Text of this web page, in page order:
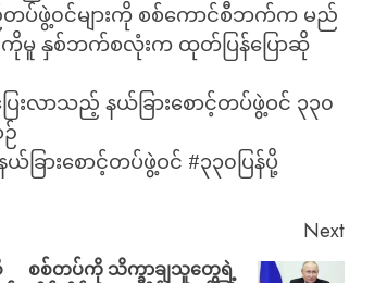
ပ်ဖွဲ့၀င်များကို စစ်ကောင်စီဘက်က မည်
မူ နှစ်ဘက်စလုံးက ထုတ်ပြန်ပြောဆို
းလာသည့် နယ်ခြားစောင့်တပ်ဖွဲ့ဝင် ၃၃၀
ခြားစောင့်တပ်ဖွဲ့ဝင် #၃၃၀ပြန်ပို့
Next
စစ်တပ်ကို သိက္ခာချသူတွေရဲ့